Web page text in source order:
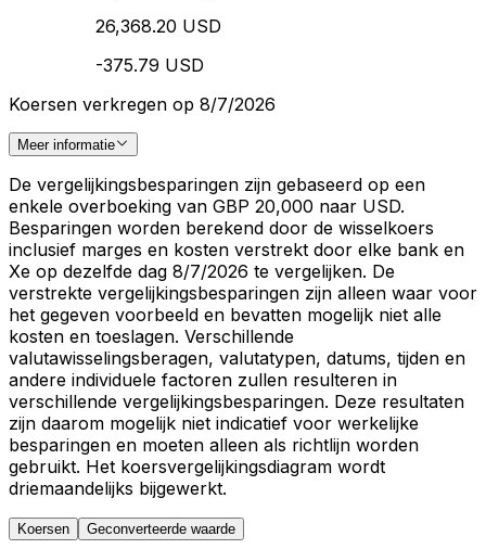
26,368.20 USD
-375.79 USD
Koersen verkregen op 8/7/2026
Meer informatie
De vergelijkingsbesparingen zijn gebaseerd op een
enkele overboeking van GBP 20,000 naar USD.
Besparingen worden berekend door de wisselkoers
inclusief marges en kosten verstrekt door elke bank en
Xe op dezelfde dag 8/7/2026 te vergelijken. De
verstrekte vergelijkingsbesparingen zijn alleen waar voor
het gegeven voorbeeld en bevatten mogelijk niet alle
kosten en toeslagen. Verschillende
valutawisselingsberagen, valutatypen, datums, tijden en
andere individuele factoren zullen resulteren in
verschillende vergelijkingsbesparingen. Deze resultaten
zijn daarom mogelijk niet indicatief voor werkelijke
besparingen en moeten alleen als richtlijn worden
gebruikt. Het koersvergelijkingsdiagram wordt
driemaandelijks bijgewerkt.
Koersen Geconverteerde waarde